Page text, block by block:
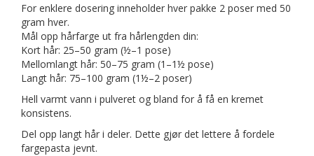
For enklere dosering inneholder hver pakke 2 poser med 50
gram hver.
Mål opp hårfarge ut fra hårlengden din:
Kort hår: 25–50 gram (½–1 pose)
Mellomlangt hår: 50–75 gram (1–1½ pose)
Langt hår: 75–100 gram (1½–2 poser)
Hell varmt vann i pulveret og bland for å få en kremet
konsistens.
Del opp langt hår i deler. Dette gjør det lettere å fordele
fargepasta jevnt.